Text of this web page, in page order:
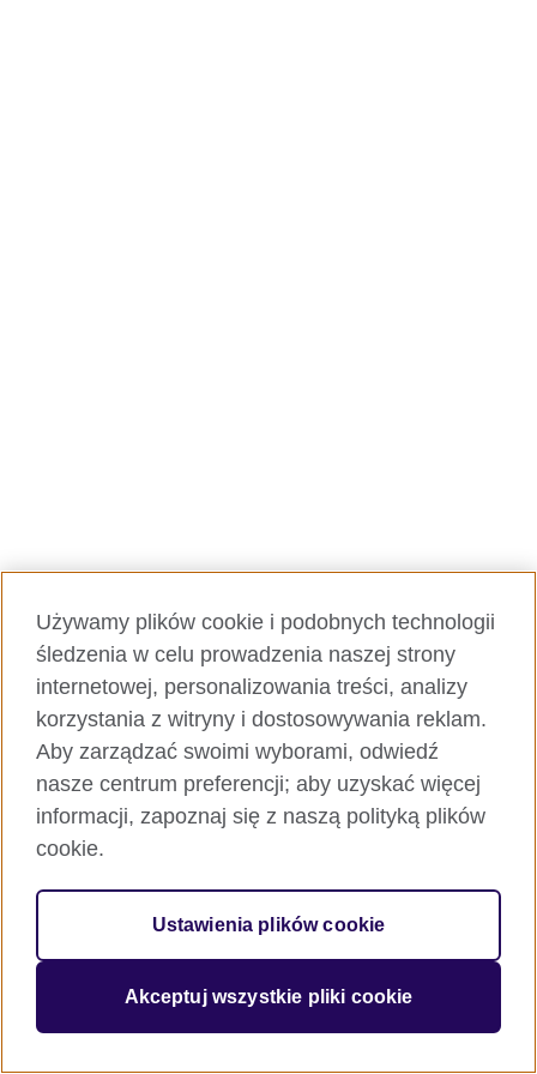
Używamy plików cookie i podobnych technologii
śledzenia w celu prowadzenia naszej strony
internetowej, personalizowania treści, analizy
korzystania z witryny i dostosowywania reklam.
Aby zarządzać swoimi wyborami, odwiedź
nasze centrum preferencji; aby uzyskać więcej
informacji, zapoznaj się z naszą polityką plików
cookie.
Ustawienia plików cookie
Akceptuj wszystkie pliki cookie